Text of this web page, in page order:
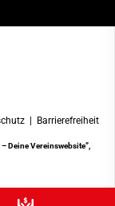
| Barrierefreiheit
Deine Vereinswebsite”,